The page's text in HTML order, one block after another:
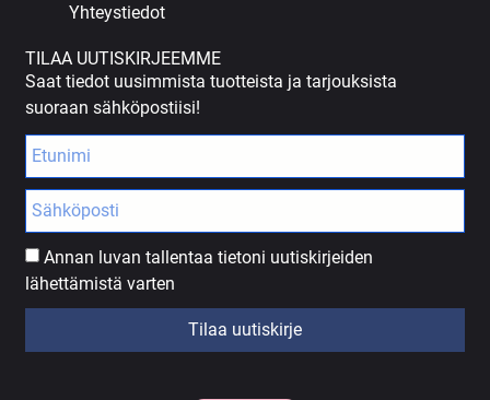
Yhteystiedot
TILAA UUTISKIRJEEMME
Saat tiedot uusimmista tuotteista ja tarjouksista
suoraan sähköpostiisi!
Annan luvan tallentaa tietoni uutiskirjeiden
lähettämistä varten
Tilaa uutiskirje